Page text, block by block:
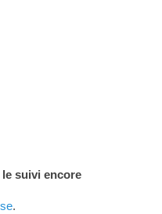
le suivi encore
.